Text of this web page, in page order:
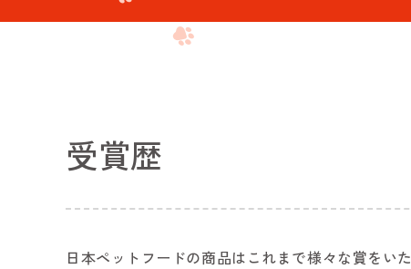
受賞歴
日本ペットフードの商品はこれまで様々な賞をい